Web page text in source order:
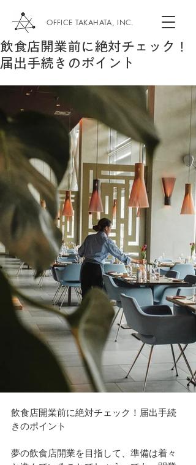
OFFICE TAKAHATA, INC.
飲食店開業前に絶対チェック！
届出手続きのポイント
飲食店開業前に絶対チェック！届出手続
きのポイント
夢の飲食店開業を目指して、準備は着々